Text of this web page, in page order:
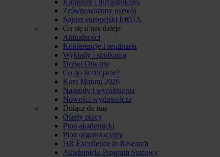
Zrównoważony rozwój
Sojusz europejski ERUA
Co się u nas dzieje
Aktualności
Konferencje i seminaria
Wykłady i spotkania
Drzwi Otwarte
Co po licencjacie?
Kurs Matura 2026
Nagrody i wyróżnienia
Nowości wydawnicze
Dołącz do nas
Oferty pracy
Pion akademicki
Pion organizacyjny
HR Excellence in Research
Akademicki Program Stażowy